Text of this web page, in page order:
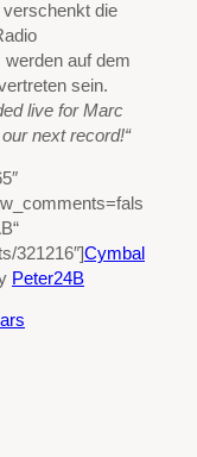
die
auf dem
sein.
live for Marc
next record!“
321216″]Cymbal
Peter24B